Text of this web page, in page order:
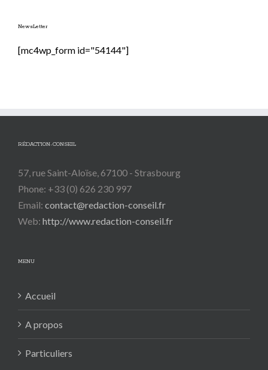
NewsLetter
[mc4wp_form id="54144"]
RÉDACTION-CONSEIL
57, rue Saint-Aloïse, 67100 - Strasbourg
Phone: +33 (0) 626 230 997
Email: contact@redaction-conseil.fr
Web: http://www.redaction-conseil.fr
MENU
Accueil
A propos
Particuliers